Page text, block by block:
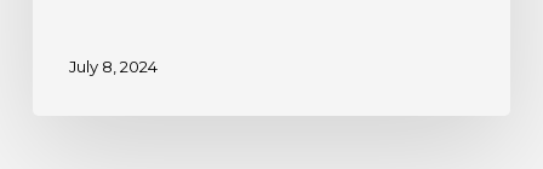
July 8, 2024